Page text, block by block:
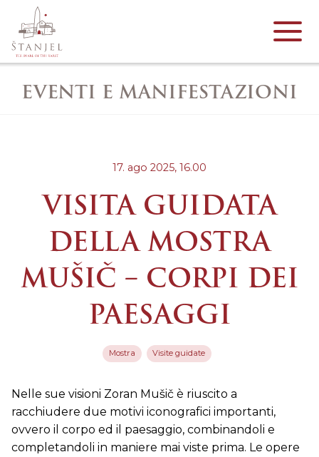
EVENTI E MANIFESTAZIONI
17. ago 2025, 16.00
VISITA GUIDATA
DELLA MOSTRA
MUŠIČ – CORPI DEI
PAESAGGI
Mostra Visite guidate
Nelle sue visioni Zoran Mušič è riuscito a
racchiudere due motivi iconografici importanti,
ovvero il corpo ed il paesaggio, combinandoli e
completandoli in maniere mai viste prima. Le opere